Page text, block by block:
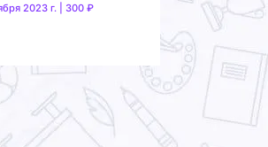
2023 г. | 300 ₽